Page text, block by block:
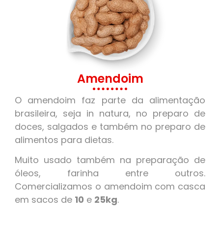
Amendoim
O amendoim faz parte da alimentação
brasileira, seja in natura, no preparo de
doces, salgados e também no preparo de
alimentos para dietas.
Muito usado também na preparação de
óleos, farinha entre outros.
Comercializamos o amendoim com casca
em sacos de 10 e 25kg.